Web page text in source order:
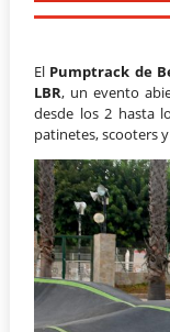
El Pumptrack de
LBR, un evento
desde los 2 hasta
patinetes, scooters